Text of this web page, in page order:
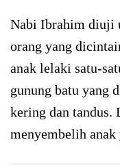
Nabi Ibrahim diuji
orang yang
anak lelaki satu-
gunung batu yang
kering dan
menyembelih